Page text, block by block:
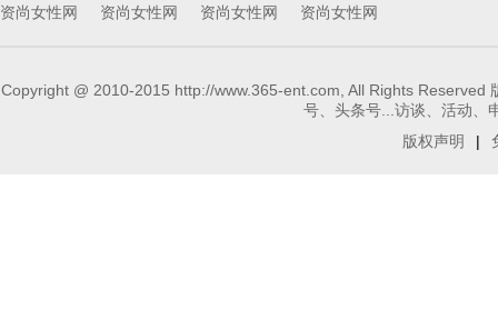
资尚女性网
资尚女性网 资尚女性网 资尚女性网
Copyright @ 2010-2015 http://www.365-ent.com, All Rights
号、头条号...访谈、活动、
版权声明
|